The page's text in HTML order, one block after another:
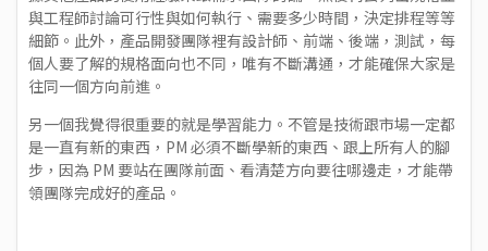
與工程師討論可行性與如何執行、需要多少時間，決定排程等等
細節。此外，產品開發團隊裡有設計師、前端、後端，測試，每
個人要了解的規格面向也不同，唯有不斷溝通，才能確保大家是
往同一個方向前進。
另一個我覺得很重要的就是學習能力。不管是技術跟市場一定都
是一直有新的東西，PM 必須不斷學新的東西、跟上所有人的腳
步，因為 PM 要站在團隊前面、看清楚方向要往哪邊走，才能帶
領團隊完成好的產品。